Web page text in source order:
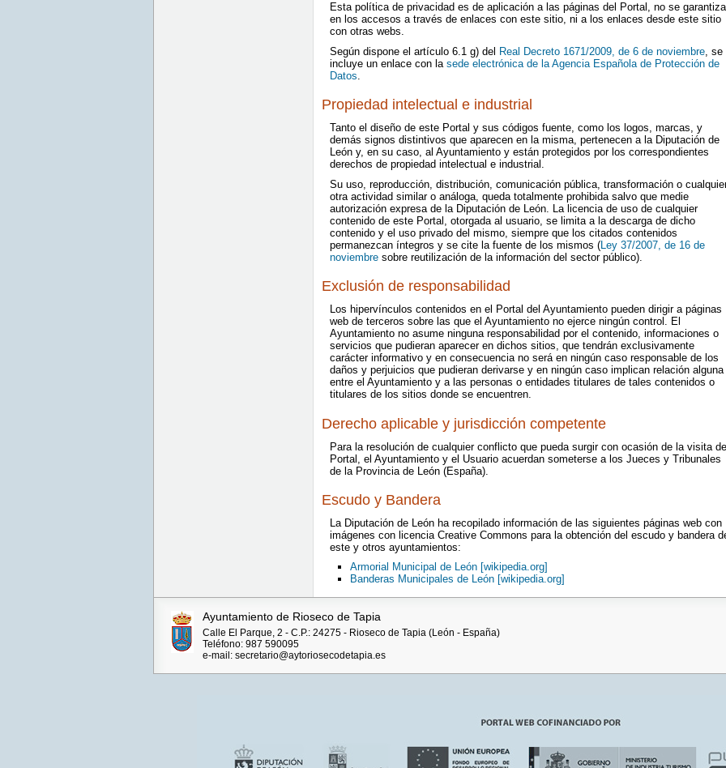
Esta política de privacidad es de aplicación a las páginas del Portal, no se garantiza
en los accesos a través de enlaces con este sitio, ni a los enlaces desde este sitio
con otras webs.
Según dispone el artículo 6.1 g) del Real Decreto 1671/2009, de 6 de noviembre, se
incluye un enlace con la sede electrónica de la Agencia Española de Protección de
Datos.
Propiedad intelectual e industrial
Tanto el diseño de este Portal y sus códigos fuente, como los logos, marcas, y
demás signos distintivos que aparecen en la misma, pertenecen a la Diputación de
León y, en su caso, al Ayuntamiento y están protegidos por los correspondientes
derechos de propiedad intelectual e industrial.
Su uso, reproducción, distribución, comunicación pública, transformación o
otra actividad similar o análoga, queda totalmente prohibida salvo que medie
autorización expresa de la Diputación de León. La licencia de uso de cualquier
contenido de este Portal, otorgada al usuario, se limita a la descarga de dicho
contenido y el uso privado del mismo, siempre que los citados contenidos
permanezcan íntegros y se cite la fuente de los mismos (Ley 37/2007, de 16 de
noviembresobre reutilización de la información del sector público).
Exclusión de responsabilidad
Los hipervínculos contenidos en el Portal del Ayuntamiento pueden dirigir a páginas
web de terceros sobre las que el Ayuntamiento no ejerce ningún control. El
Ayuntamiento no asume ninguna responsabilidad por el contenido, informaciones o
servicios que pudieran aparecer en dichos sitios, que tendrán exclusivamente
carácter informativo y en consecuencia no será en ningún caso responsable de los
daños y perjuicios que pudieran derivarse y en ningún caso implican relación alguna
entre el Ayuntamiento y a las personas o entidades titulares de tales contenidos o
titulares de los sitios donde se encuentren.
Derecho aplicable y jurisdicción competente
Para la resolución de cualquier conflicto que pueda surgir con ocasión de la visita
Portal, el Ayuntamiento y el Usuario acuerdan someterse a los Jueces y Tribunales
de la Provincia de León (España).
Escudo y Bandera
La Diputación de León ha recopilado información de las siguientes páginas web con
imágenes con licencia Creative Commons para la obtención del escudo y bandera
este y otros ayuntamientos:
Armorial Municipal de León [wikipedia.org]
Banderas Municipales de León [wikipedia.org]
Ayuntamiento de Rioseco de Tapia
Calle El Parque, 2 - C.P.: 24275 - Rioseco de Tapia (León - España)
Teléfono: 987 590095
e-mail: secretario@aytoriosecodetapia.es